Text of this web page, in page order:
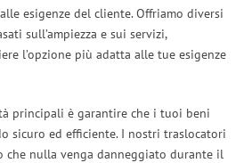
esigenze del cliente. Offriamo diversi
sull’ampiezza e sui servizi,
l’opzione più adatta alle tue esigenze
principali è garantire che i tuoi beni
sicuro ed efficiente. I nostri traslocatori
che nulla venga danneggiato durante il